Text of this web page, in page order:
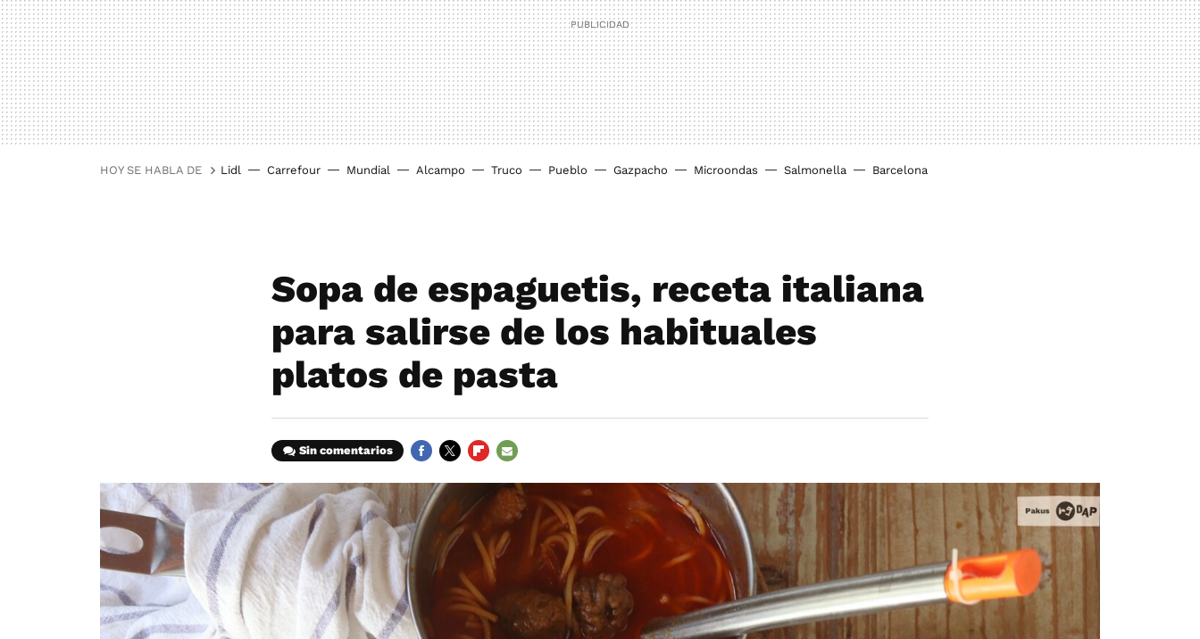
HOY SE HABLA DE Lidl Carrefour Mundial Alcampo Truco Pueblo Gazpacho Microondas Salmonella Barcelona
Sopa de espaguetis, receta italiana
para salirse de los habituales
platos de pasta
Sin comentarios
MAIL